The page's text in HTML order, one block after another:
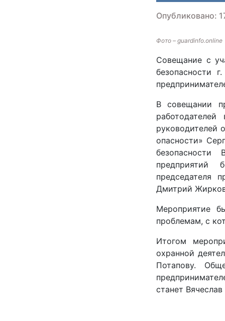
Опубликовано:
Фото – guardinfo.online
Совещание с
безопасности
В совещании
руководителей
опасности»
безопасности
предприятий
председателя
Дмитрий
Мероприятие
проблемам, с
Итогом
охранной
Потапову.
станет